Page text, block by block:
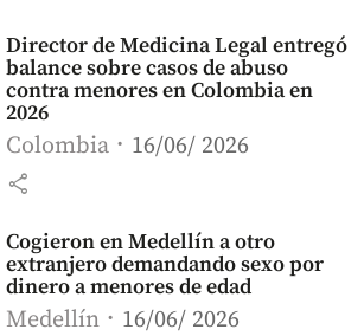
Director de Medicina Legal entregó
balance sobre casos de abuso
contra menores en Colombia en
2026
Colombia 16/06/ 2026
share
Cogieron en Medellín a otro
extranjero demandando sexo por
dinero a menores de edad
Medellín 16/06/ 2026